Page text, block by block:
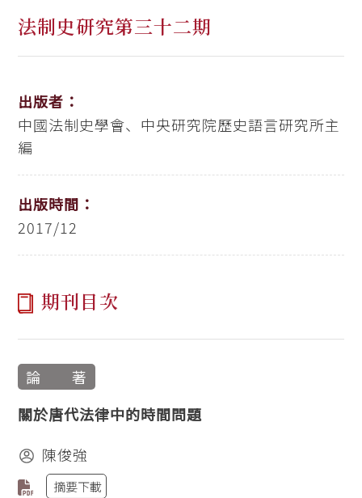
法制史研究第三十二期
出版者：
中國法制史學會、中央研究院歷史語言研究所主
編
出版時間：
2017/12
期刊目次
論 著
關於唐代法律中的時間問題
陳俊強
摘要下載